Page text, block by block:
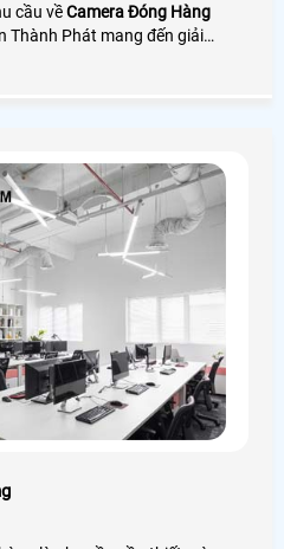
cầu vềCamera Đóng Hàng
Thành Phát mang đến giải